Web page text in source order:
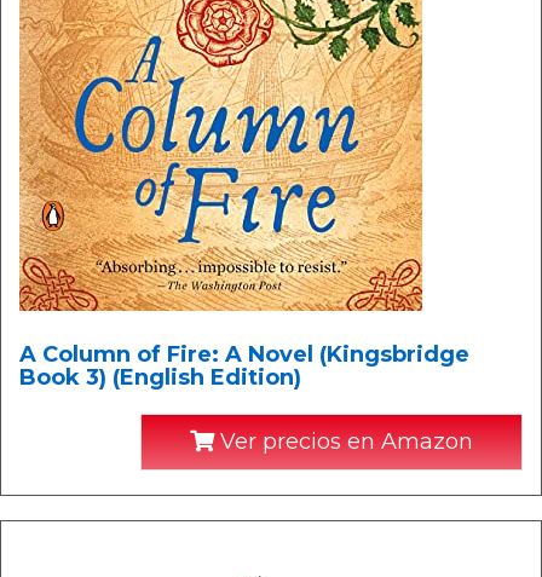
A Column of Fire: A Novel (Kingsbridge
Book 3) (English Edition)
Ver precios en Amazon